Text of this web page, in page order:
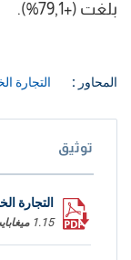
بلغت (+79,1%).
المحاور : التجارة
توثيق
التجارة
1.15 ميغابايت